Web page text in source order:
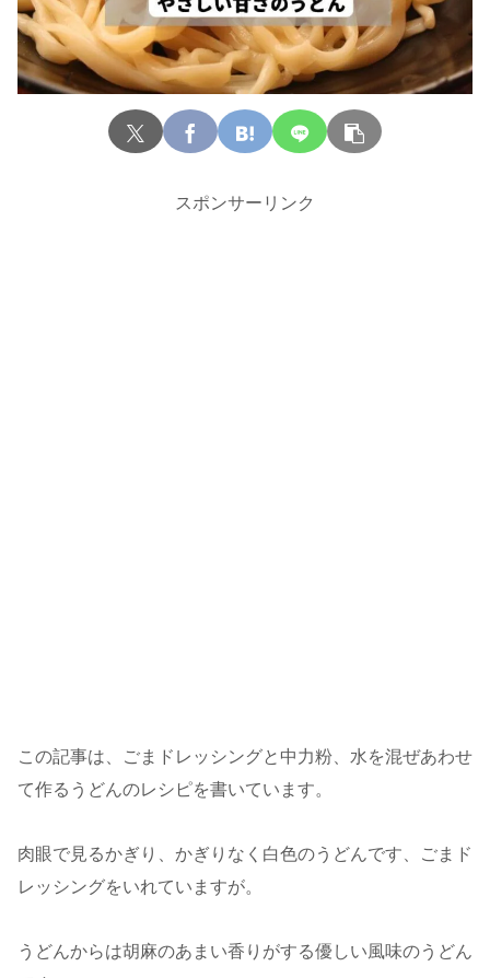
スポンサーリンク
この記事は、ごまドレッシングと中力粉、水を混ぜあわせ
て作るうどんのレシピを書いています。
肉眼で見るかぎり、かぎりなく白色のうどんです、ごまド
レッシングをいれていますが。
うどんからは胡麻のあまい香りがする優しい風味のうどん